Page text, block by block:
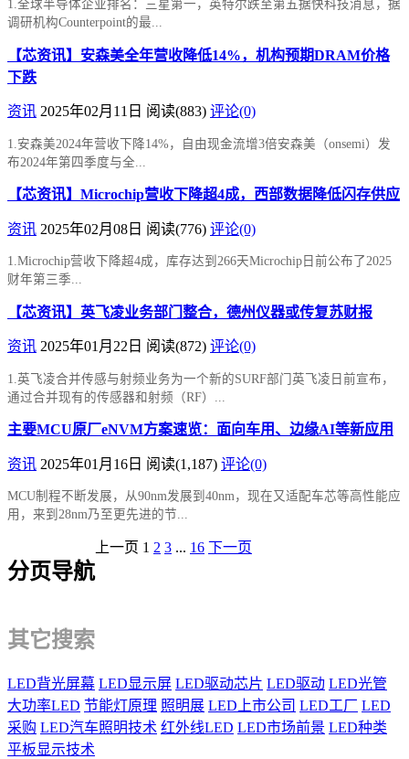
1.全球半导体企业排名：三星第一，英特尔跌至第五据快科技消息，据
调研机构Counterpoint的最...
【芯资讯】安森美全年营收降低14%，机构预期DRAM价格
下跌
资讯 2025年02月11日 阅读(883) 评论(0)
1.安森美2024年营收下降14%，自由现金流增3倍安森美（onsemi）发
布2024年第四季度与全...
【芯资讯】Microchip营收下降超4成，西部数据降低闪存供应
资讯 2025年02月08日 阅读(776) 评论(0)
1.Microchip营收下降超4成，库存达到266天Microchip日前公布了2025
财年第三季...
【芯资讯】英飞凌业务部门整合，德州仪器或传复苏财报
资讯 2025年01月22日 阅读(872) 评论(0)
1.英飞凌合并传感与射频业务为一个新的SURF部门英飞凌日前宣布，
通过合并现有的传感器和射频（RF）...
主要MCU原厂eNVM方案速览：面向车用、边缘AI等新应用
资讯 2025年01月16日 阅读(1,187) 评论(0)
MCU制程不断发展，从90nm发展到40nm，现在又适配车芯等高性能应
用，来到28nm乃至更先进的节...
分页导航
上一页 1 2 3 ... 16 下一页
其它搜索
LED背光屏幕 LED显示屏 LED驱动芯片 LED驱动 LED光管
大功率LED 节能灯原理 照明展 LED上市公司 LED工厂
LED
采购 LED汽车照明技术 红外线LED LED市场前景 LED种类
平板显示技术